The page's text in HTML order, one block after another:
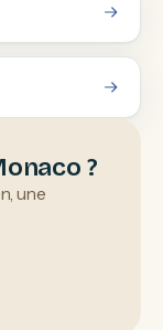
?
une